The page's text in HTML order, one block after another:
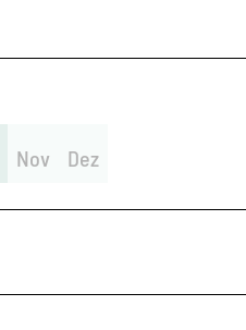
Nov Dez